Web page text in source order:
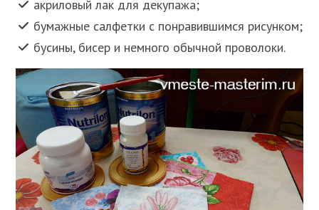
акриловый лак для декупажа;
бумажные салфетки с понравившимся рисунком;
бусины, бисер и немного обычной проволоки.